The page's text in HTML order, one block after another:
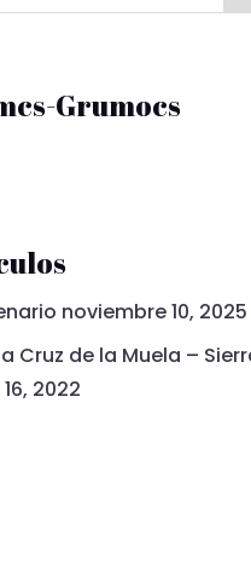
Grumocs
noviembre 10, 2025
Cruz de la Muela –
2022